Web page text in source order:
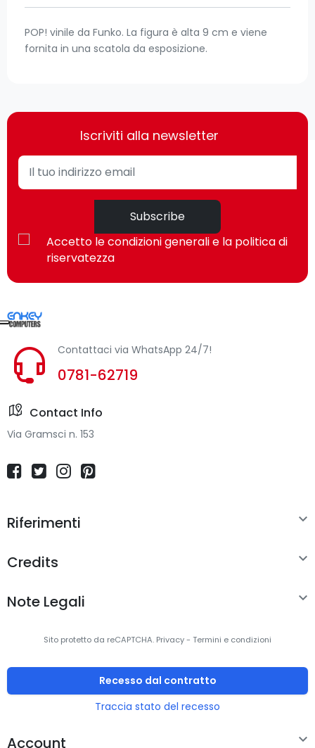
POP! vinile da Funko. La figura è alta 9 cm e viene
fornita in una scatola da esposizione.
Iscriviti alla newsletter
Subscribe
Accetto le condizioni generali e la politica di
riservatezza
Contattaci via WhatsApp 24/7!
0781-62719
Contact Info
Via Gramsci n. 153
Riferimenti 
Credits 
Note Legali 
Sito protetto da reCAPTCHA. Privacy- Termini e condizioni
Recesso dal contratto
Traccia stato del recesso
Account 